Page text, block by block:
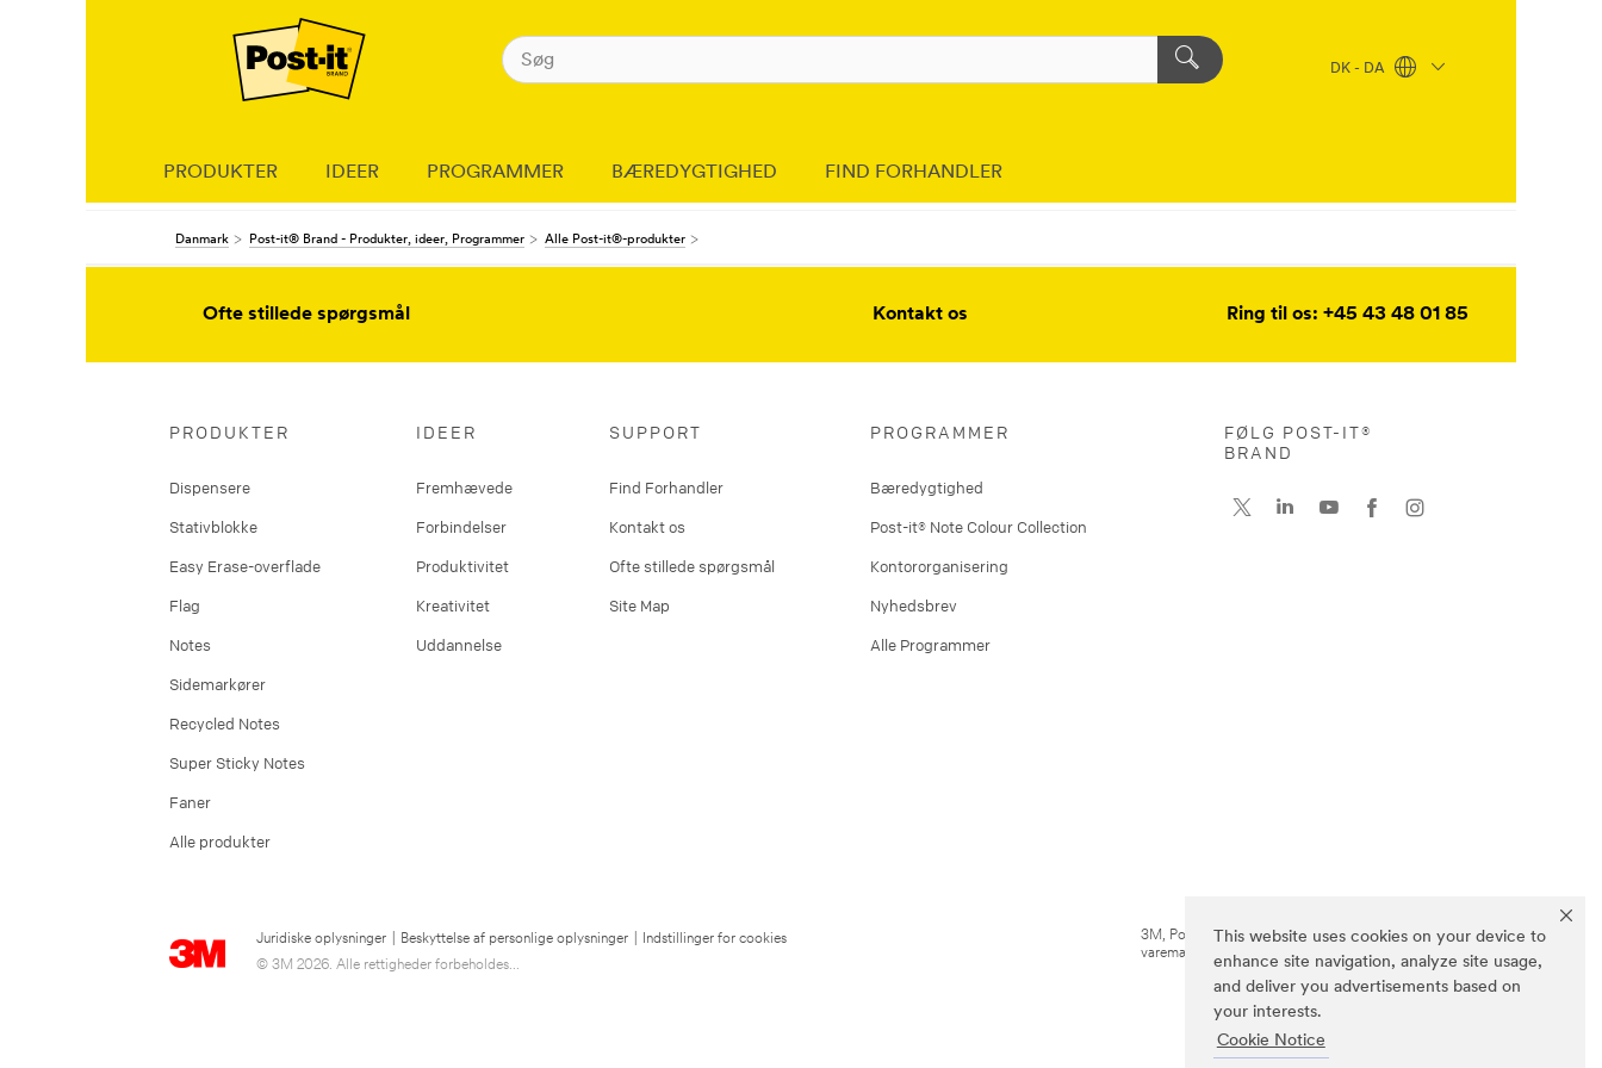
This website uses cookies on your device to
enhance site navigation, analyze site usage,
and deliver you advertisements based on
your interests.
Cookie Notice
DK - DA
PRODUKTER IDEER PROGRAMMER BÆREDYGTIGHED FIND FORHANDLER
Danmark Post-it® Brand - Produkter, ideer, Programmer Alle Post-it®-produkter
Ofte stillede spørgsmål Kontakt os Ring til os: +45 43 48 01 85
PRODUKTER
Dispensere
Stativblokke
Easy Erase-overflade
Flag
Notes
Sidemarkører
Recycled Notes
Super Sticky Notes
Faner
Alle produkter
IDEER
Fremhævede
Forbindelser
Produktivitet
Kreativitet
Uddannelse
SUPPORT
Find Forhandler
Kontakt os
Ofte stillede spørgsmål
Site Map
PROGRAMMER
Bæredygtighed
Post-it® Note Colour Collection
Kontororganisering
Nyhedsbrev
Alle Programmer
Juridiske oplysninger Beskyttelse af personlige oplysninger
Indstillinger for cookies
© 3M 2026. Alle rettigheder forbeholdes...
FØLG POST-IT®
BRAND
3M, Post-it® og farven Canary Yellow™ er
varemærker tilhørende 3M.